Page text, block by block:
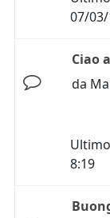
07/
Ciao
da
8:19